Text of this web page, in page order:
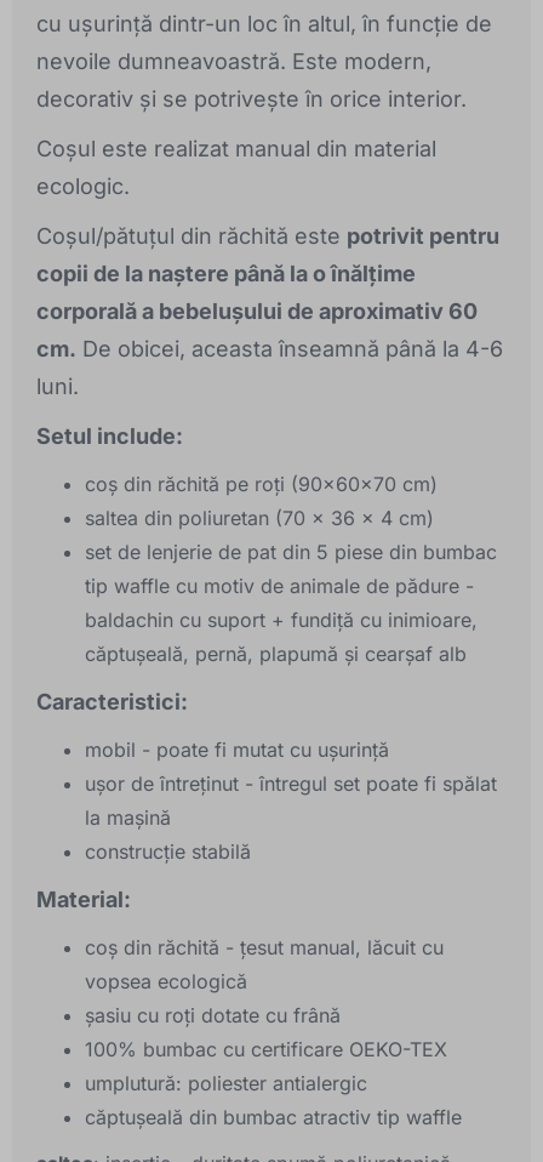
cu ușurință dintr-un loc în altul, în funcție de
nevoile dumneavoastră. Este modern,
decorativ și se potrivește în orice interior.
Coșul este realizat manual din material
ecologic.
Coșul/pătuțul din răchită este potrivit pentru
copii de la naștere până la o înălțime
corporală a bebelușului de aproximativ 60
cm. De obicei, aceasta înseamnă până la 4-6
luni.
Setul include:
coș din răchită pe roți (90x60x70 cm)
saltea din poliuretan (70 x 36 x 4 cm)
set de lenjerie de pat din 5 piese din bumbac
tip waffle cu motiv de animale de pădure -
baldachin cu suport + fundiță cu inimioare,
căptușeală, pernă, plapumă și cearșaf alb
Caracteristici:
mobil - poate fi mutat cu ușurință
ușor de întreținut - întregul set poate fi spălat
la mașină
construcție stabilă
Material:
coș din răchită - țesut manual, lăcuit cu
vopsea ecologică
șasiu cu roți dotate cu frână
100% bumbac cu certificare OEKO-TEX
umplutură: poliester antialergic
căptușeală din bumbac atractiv tip waffle